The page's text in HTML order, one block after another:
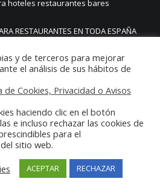
hoteles restaurantes bares
RESTAURANTES EN TODA ESPAÑA
GAMA ALTA LUJO
LUJO PREMIUM ALTA
PARA RESTAURANTES
MADRID
y de terceros para mejorar
el análisis de sus hábitos de
Cookies, Privacidad o Avisos
haciendo clic en el botón
e incluso rechazar las cookies de
para el
sitio web.
ACEPTAR RECHAZAR